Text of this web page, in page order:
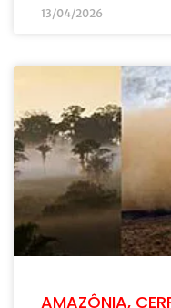
13/04/2026
AMAZÔNIA,